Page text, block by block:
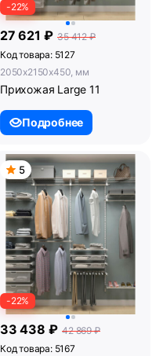
-22%
27 621 ₽ 35 412 ₽
Код товара: 5127
2050x2150x450, мм
Прихожая Large 11
Подробнее
5
-22%
33 438 ₽ 42 869 ₽
Код товара: 5167